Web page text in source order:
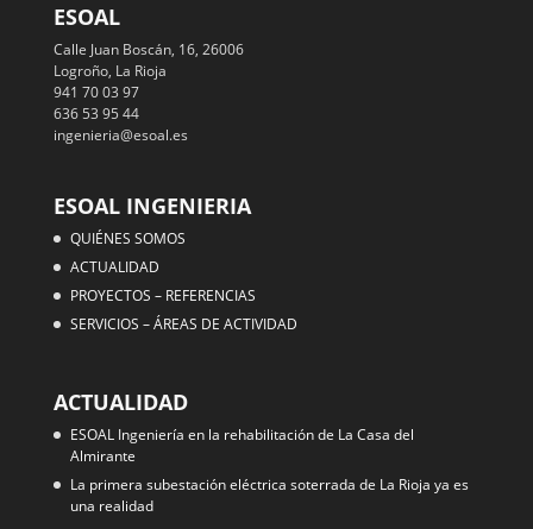
ESOAL
Calle Juan Boscán, 16, 26006
Logroño, La Rioja
941 70 03 97
636 53 95 44
ingenieria@esoal.es
ESOAL INGENIERIA
QUIÉNES SOMOS
ACTUALIDAD
PROYECTOS – REFERENCIAS
SERVICIOS – ÁREAS DE ACTIVIDAD
ACTUALIDAD
ESOAL Ingeniería en la rehabilitación de La Casa del
Almirante
La primera subestación eléctrica soterrada de La Rioja ya es
una realidad